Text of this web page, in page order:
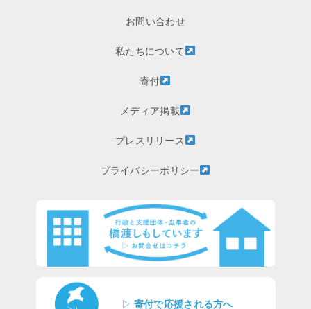
お問い合わせ
私たちについて
寄付
メディア掲載
プレスリリース
プライバシーポリシー
▷ 寄付で応援される方へ